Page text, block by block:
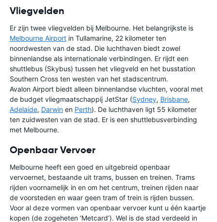
Vliegvelden
Er zijn twee vliegvelden bij Melbourne. Het belangrijkste is
Melbourne Airport in Tullamarine, 22 kilometer ten
noordwesten van de stad. Die luchthaven biedt zowel
binnenlandse als internationale verbindingen. Er rijdt een
shuttlebus (Skybus) tussen het vliegveld en het busstation
Southern Cross ten westen van het stadscentrum.
Avalon Airport biedt alleen binnenlandse vluchten, vooral met
de budget vliegmaatschappij JetStar (Sydney, Brisbane,
Adelaide, Darwin en Perth). De luchthaven ligt 55 kilometer
ten zuidwesten van de stad. Er is een shuttlebusverbinding
met Melbourne.
Openbaar Vervoer
Melbourne heeft een goed en uitgebreid openbaar
vervoernet, bestaande uit trams, bussen en treinen. Trams
rijden voornamelijk in en om het centrum, treinen rijden naar
de voorsteden en waar geen tram of trein is rijden bussen.
Voor al deze vormen van openbaar vervoer kunt u één kaartje
kopen (de zogeheten ‘Metcard’). Wel is de stad verdeeld in